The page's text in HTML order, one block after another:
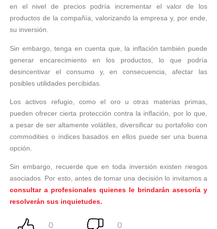
en el nivel de precios podría incrementar el valor de los
productos de la compañía, valorizando la empresa y, por ende,
su inversión.
Sin embargo, tenga en cuenta que, la inflación también puede
generar encarecimiento en los productos, lo que podría
desincentivar el consumo y, en consecuencia, afectar las
posibles utilidades percibidas.
Los activos refugio, como el oro u otras materias primas,
pueden ofrecer cierta protección contra la inflación, por lo que,
a pesar de ser altamente volátiles, diversificar su portafolio con
commodities o índices basados en ellos puede ser una buena
opción.
Sin embargo, recuerde que en toda inversión existen riesgos
asociados. Por esto, antes de tomar una decisión lo invitamos a
consultar a profesionales quienes le brindarán asesoría y
resolverán sus inquietudes.